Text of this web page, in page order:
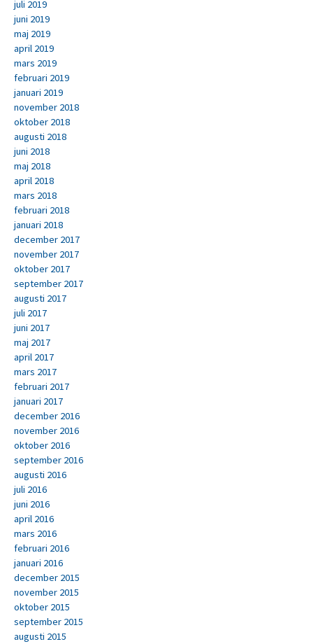
juli 2019
juni 2019
maj 2019
april 2019
mars 2019
februari 2019
januari 2019
november 2018
oktober 2018
augusti 2018
juni 2018
maj 2018
april 2018
mars 2018
februari 2018
januari 2018
december 2017
november 2017
oktober 2017
september 2017
augusti 2017
juli 2017
juni 2017
maj 2017
april 2017
mars 2017
februari 2017
januari 2017
december 2016
november 2016
oktober 2016
september 2016
augusti 2016
juli 2016
juni 2016
april 2016
mars 2016
februari 2016
januari 2016
december 2015
november 2015
oktober 2015
september 2015
augusti 2015